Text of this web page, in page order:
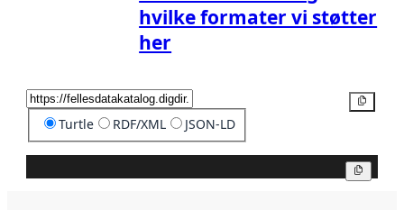
hvilke formater vi støtter
her
Turtle RDF/XML JSON-LD